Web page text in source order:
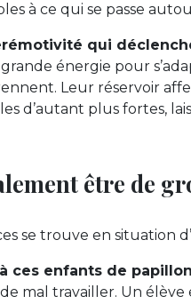
à ce qui se passe
qui
énergie pour
Leur réservoir
d’autant plus fortes,
être de
se trouve en situation
ces enfants de
mal travailler. Un